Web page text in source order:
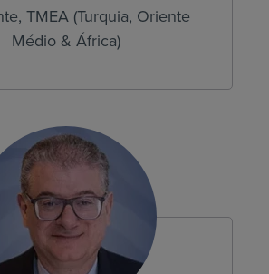
TMEA (Turquia, Oriente
Médio & África)